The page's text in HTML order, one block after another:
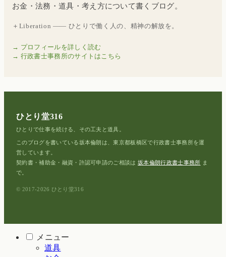
お金・法務・道具・考え方について書くブログ。
＋Liberation —— ひとりで働く人の、精神の解放を。
→ プロフィールを詳しく読む
→ 行政書士事務所のサイトはこちら
ひとり堂316
ひとりで仕事を続ける、その工夫と道具。
このブログを書いている坂本倫朗は、東京都板橋区で行政書士事務所を運
営しています。
契約書・補助金・融資・許認可申請のご相談は坂本倫朗行政書士事務所 ま
で。
© 2017-2026 ひとり堂316
メニュー
道具